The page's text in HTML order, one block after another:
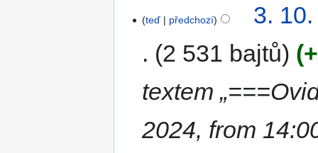
teď předchozí
3.
2 531 bajtů
textem
2024, from